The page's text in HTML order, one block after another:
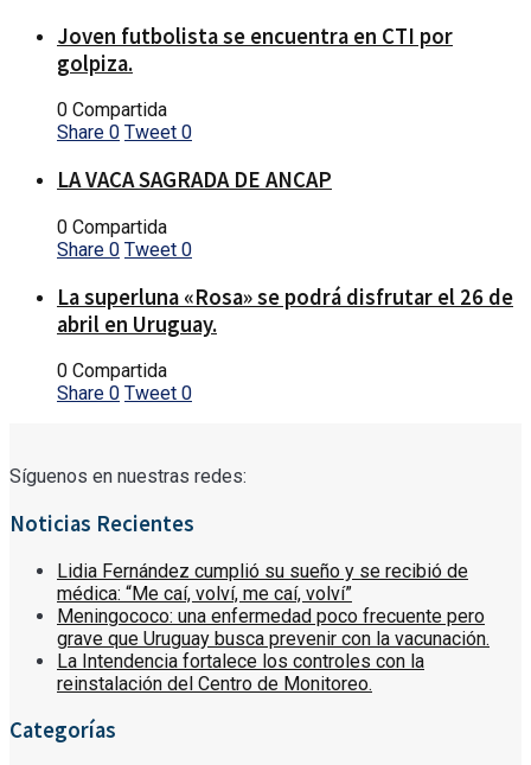
Joven futbolista se encuentra en CTI por
golpiza.
0 Compartida
Share 0 Tweet 0
LA VACA SAGRADA DE ANCAP
0 Compartida
Share 0 Tweet 0
La superluna «Rosa» se podrá disfrutar el 26 de
abril en Uruguay.
0 Compartida
Share 0 Tweet 0
Síguenos en nuestras redes:
Noticias Recientes
Lidia Fernández cumplió su sueño y se recibió de
médica: “Me caí, volví, me caí, volví”
Meningococo: una enfermedad poco frecuente pero
grave que Uruguay busca prevenir con la vacunación.
La Intendencia fortalece los controles con la
reinstalación del Centro de Monitoreo.
Categorías